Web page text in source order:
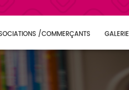
/COMMERÇANTS GALERIE